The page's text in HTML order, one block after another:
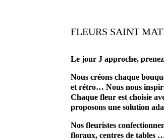
FLEURS SAINT
Le jour J approche, p
Nous créons chaque
et rétro… Nous nous
Chaque fleur est choisie
proposons une solution
Nos fleuristes
floraux, centres de tables